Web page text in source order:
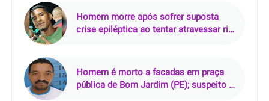
Homem morre após sofrer suposta
crise epiléptica ao tentar atravessar rio
Homem é morto a facadas em praça
pública de Bom Jardim (PE); suspeito é